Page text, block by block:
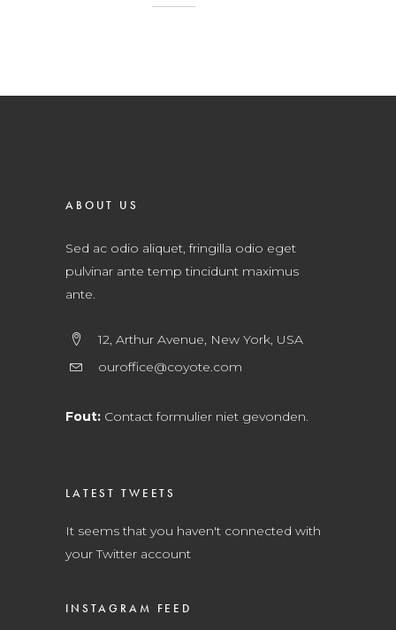
ABOUT US
Sed ac odio aliquet, fringilla odio eget
pulvinar ante temp tincidunt maximus
ante.
12, Arthur Avenue, New York, USA
ouroffice@coyote.com
Fout: Contact formulier niet gevonden.
LATEST TWEETS
It seems that you haven't connected with
your Twitter account
INSTAGRAM FEED